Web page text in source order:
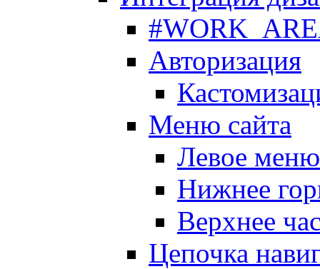
Авторизация
Меню сайта
Левое меню
Нижнее
Верхнее
Цепочка